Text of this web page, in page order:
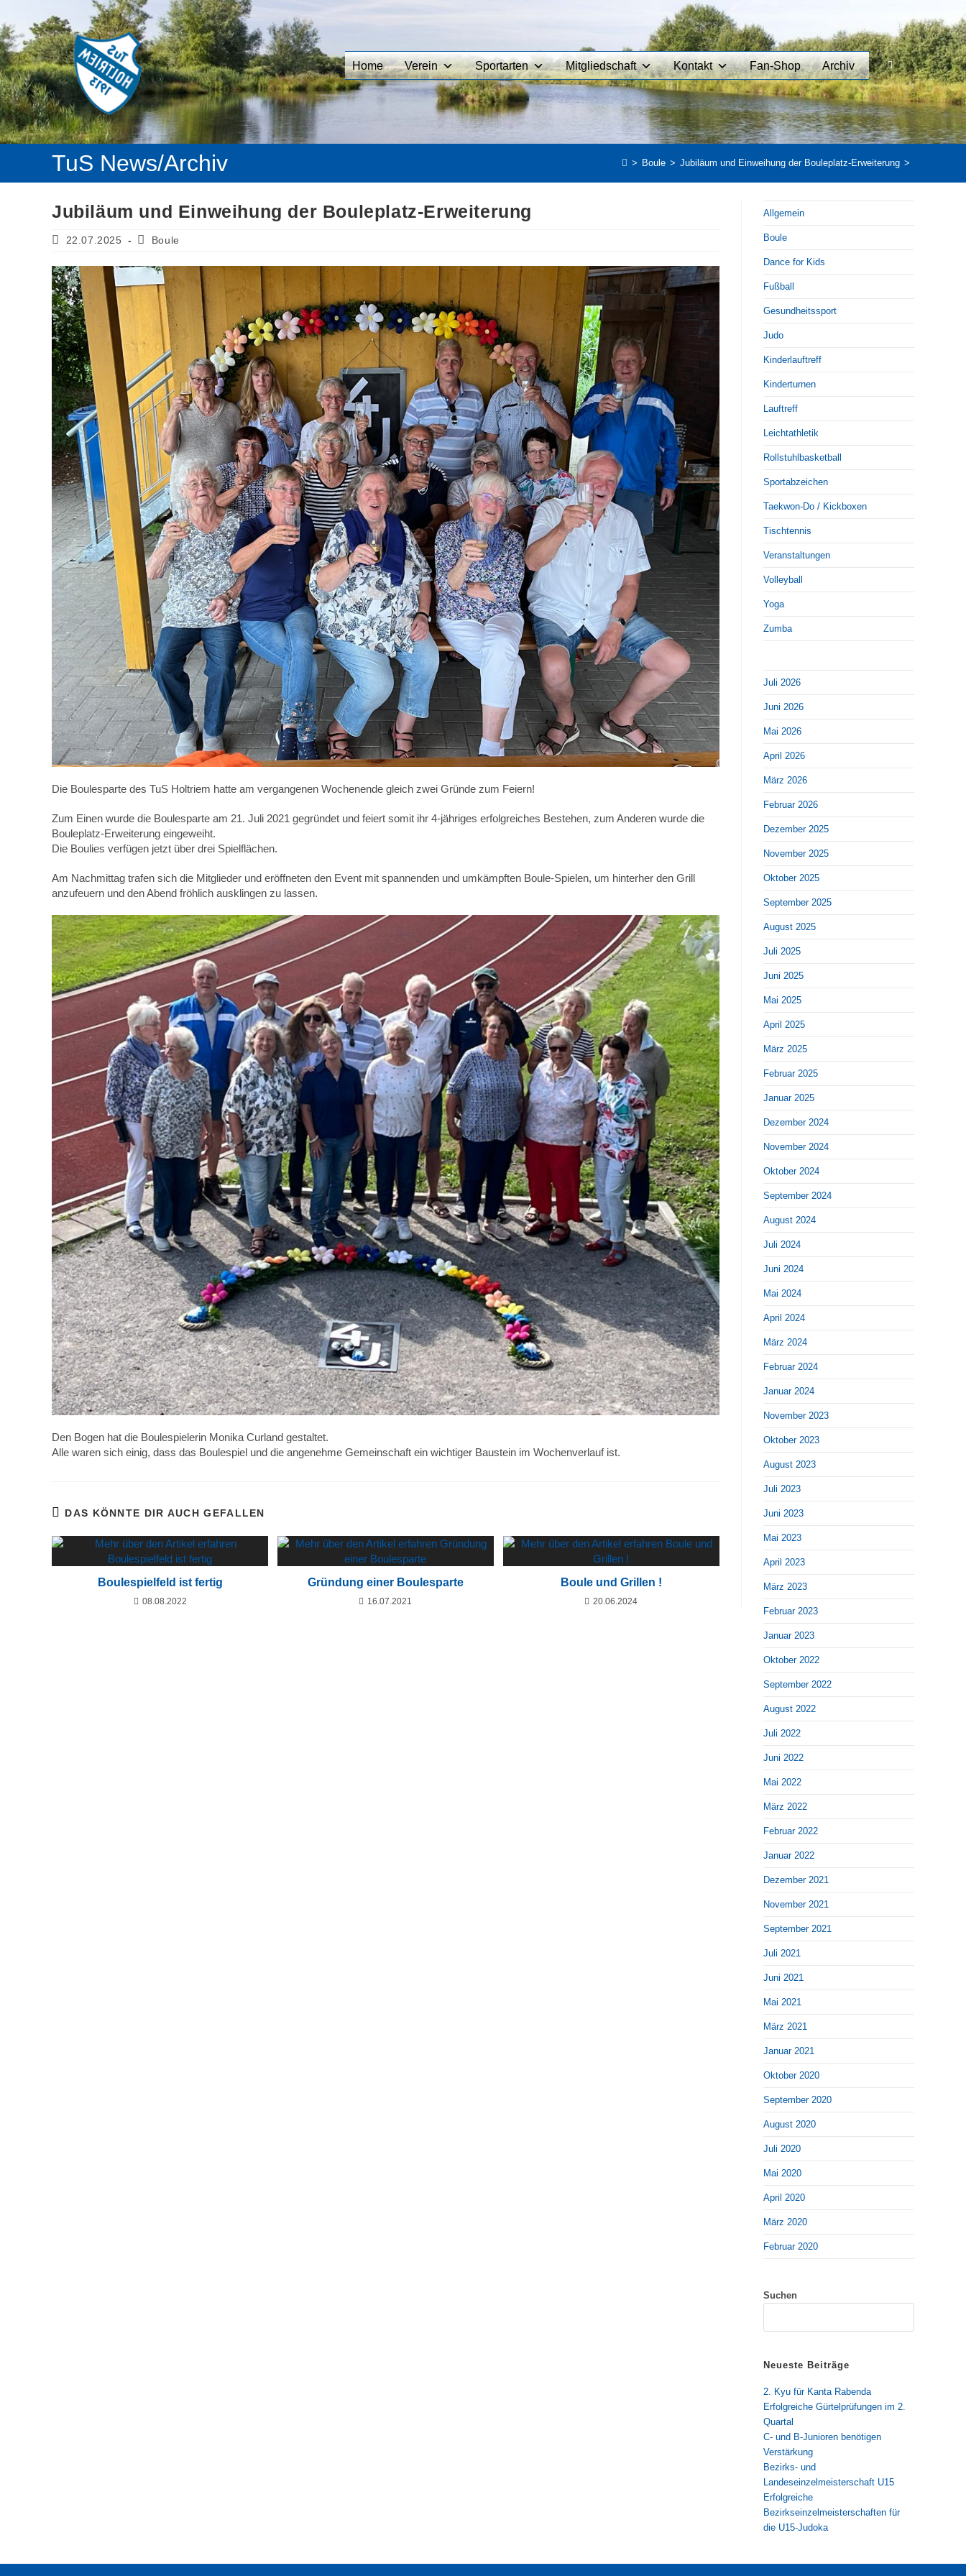
Home Verein Sportarten Mitgliedschaft Kontakt Fan-Shop Archiv
> Boule > Jubiläum und Einweihung der Bouleplatz-Erweiterung >
Jubiläum und Einweihung der Bouleplatz-Erweiterung
22.07.2025 Boule
Die Boulesparte des TuS Holtriem hatte am vergangenen Wochenende gleich zwei Gründe zum Feiern!
Zum Einen wurde die Boulesparte am 21. Juli 2021 gegründet und feiert somit ihr 4-jähriges erfolgreiches Bestehen, zum Anderen wurde die
Bouleplatz-Erweiterung eingeweiht.
Die Boulies verfügen jetzt über drei Spielflächen.
Am Nachmittag trafen sich die Mitglieder und eröffneten den Event mit spannenden und umkämpften Boule-Spielen, um hinterher den Grill
anzufeuern und den Abend fröhlich ausklingen zu lassen.
Den Bogen hat die Boulespielerin Monika Curland gestaltet.
Alle waren sich einig, dass das Boulespiel und die angenehme Gemeinschaft ein wichtiger Baustein im Wochenverlauf ist.
DAS KÖNNTE DIR AUCH GEFALLEN
Boulespielfeld ist fertig
08.08.2022
Gründung einer Boulesparte
16.07.2021
Boule und Grillen !
20.06.2024
Allgemein
Boule
Dance for Kids
Fußball
Gesundheitssport
Judo
Kinderlauftreff
Kinderturnen
Lauftreff
Leichtathletik
Rollstuhlbasketball
Sportabzeichen
Taekwon-Do / Kickboxen
Tischtennis
Veranstaltungen
Volleyball
Yoga
Zumba
Juli 2026
Juni 2026
Mai 2026
April 2026
März 2026
Februar 2026
Dezember 2025
November 2025
Oktober 2025
September 2025
August 2025
Juli 2025
Juni 2025
Mai 2025
April 2025
März 2025
Februar 2025
Januar 2025
Dezember 2024
November 2024
Oktober 2024
September 2024
August 2024
Juli 2024
Juni 2024
Mai 2024
April 2024
März 2024
Februar 2024
Januar 2024
November 2023
Oktober 2023
August 2023
Juli 2023
Juni 2023
Mai 2023
April 2023
März 2023
Februar 2023
Januar 2023
Oktober 2022
September 2022
August 2022
Juli 2022
Juni 2022
Mai 2022
März 2022
Februar 2022
Januar 2022
Dezember 2021
November 2021
September 2021
Juli 2021
Juni 2021
Mai 2021
März 2021
Januar 2021
Oktober 2020
September 2020
August 2020
Juli 2020
Mai 2020
April 2020
März 2020
Februar 2020
Suchen
Neueste Beiträge
2. Kyu für Kanta Rabenda
Erfolgreiche Gürtelprüfungen im 2.
Quartal
C- und B-Junioren benötigen
Verstärkung
Bezirks- und
Landeseinzelmeisterschaft U15
Erfolgreiche
Bezirkseinzelmeisterschaften für
die U15-Judoka